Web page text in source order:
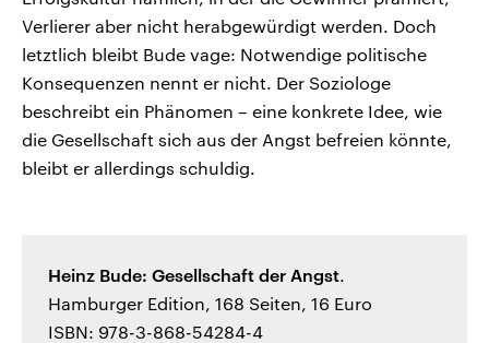
Verlierer aber nicht herabgewürdigt werden. Doch
letztlich bleibt Bude vage: Notwendige politische
Konsequenzen nennt er nicht. Der Soziologe
beschreibt ein Phänomen – eine konkrete Idee, wie
die Gesellschaft sich aus der Angst befreien könnte,
bleibt er allerdings schuldig.
Heinz Bude: Gesellschaft der Angst.
Hamburger Edition, 168 Seiten, 16 Euro
ISBN: 978-3-868-54284-4